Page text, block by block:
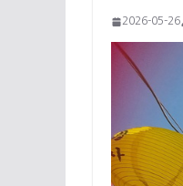
2026-05-26